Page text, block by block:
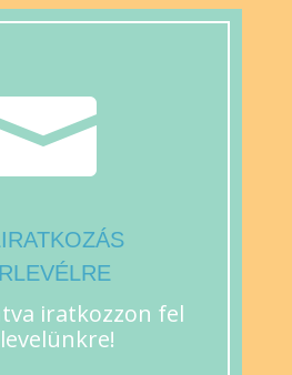
iratkozzon fel